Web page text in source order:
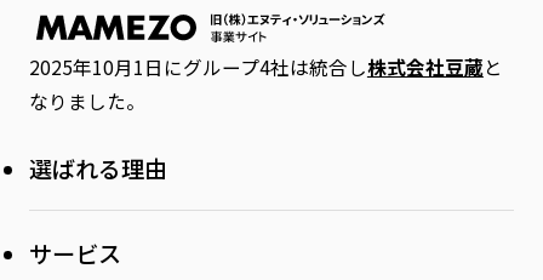
2025年10月1日にグループ4社は統合し株式会社豆蔵と
なりました。
選ばれる理由
サービス